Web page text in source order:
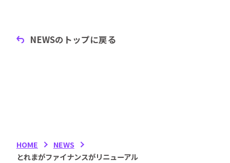
NEWSのトップに戻る
HOME
NEWS
とれまがファイナンスがリニューアル